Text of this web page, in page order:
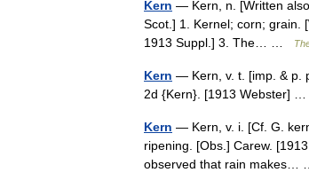
Kern — Kern, n. [Written
Scot.] 1. Kernel; corn; grain.
1913 Suppl.] 3. The… …
Kern — Kern, v. t. [imp. & p.
2d {Kern}. [1913 Webster] …
Kern — Kern, v. i. [Cf. G.
ripening. [Obs.] Carew.
observed that rain